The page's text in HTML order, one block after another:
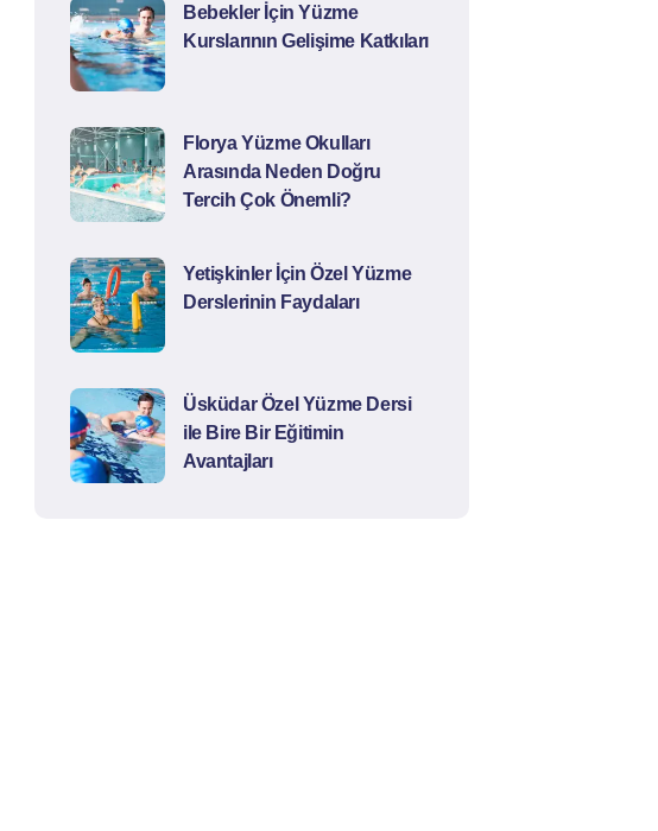
Bebekler İçin Yüzme
Kurslarının Gelişime Katkıları
Florya Yüzme Okulları
Arasında Neden Doğru
Tercih Çok Önemli?
Yetişkinler İçin Özel Yüzme
Derslerinin Faydaları
Üsküdar Özel Yüzme Dersi
ile Bire Bir Eğitimin
Avantajları